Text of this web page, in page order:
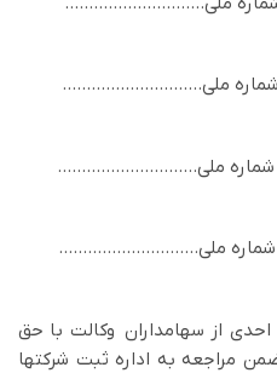
شماره ملي………………………..
شماره ملي………………………..
شماره ملي………………………..
از سهامداران وكالت با حق
مراجعه به اداره ثبت شركتها